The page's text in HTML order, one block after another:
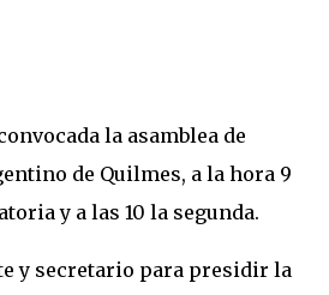
la asamblea de
de Quilmes, a la hora 9
y a las 10 la segunda.
y secretario para presidir la